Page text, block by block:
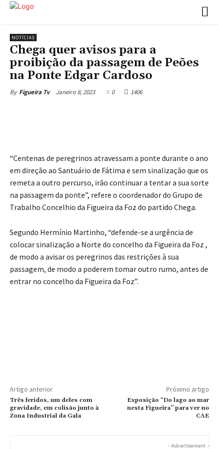
NOTÍCIAS
Chega quer avisos para a
proibição da passagem de Peões
na Ponte Edgar Cardoso
By Figueira Tv Janeiro 8, 2023 0 1406
“Centenas de peregrinos atravessam a ponte durante o ano
em direção ao Santuário de Fátima e sem sinalização que os
remeta a outro percurso, irão continuar a tentar a sua sorte
na passagem da ponte”, refere o coordenador do Grupo de
Trabalho Concelhio da Figueira da Foz do partido Chega.
Segundo Hermínio Martinho, “defende-se a urgência de
colocar sinalização a Norte do concelho da Figueira da Foz ,
de modo a avisar os peregrinos das restrições à sua
passagem, de modo a poderem tomar outro rumo, antes de
entrar no concelho da Figueira da Foz”.
Artigo anterior
Três feridos, um deles com
gravidade, em colisão junto à
Zona Industrial da Gala
Próximo artigo
Exposição “Do lago ao mar
nesta Figueira” para ver no
CAE
- Advertisement -